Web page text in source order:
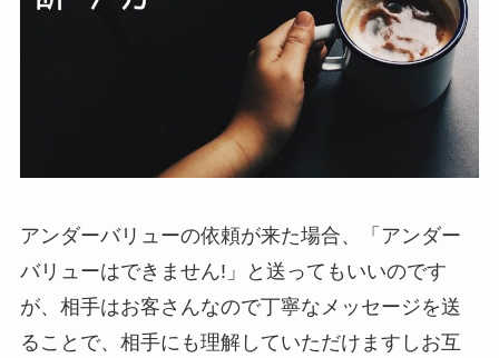
アンダーバリューの依頼が来た場合、「アンダー
バリューはできません!」と送ってもいいのです
が、相手はお客さんなので丁寧なメッセージを送
ることで、相手にも理解していただけますしお互